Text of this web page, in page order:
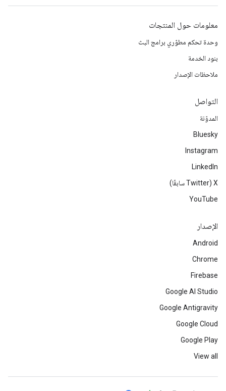
معلومات حول المنتجات
وحدة تحكم مطوّري برامج البث
بنود الخدمة
ملاحظات الإصدار
التواصل
المدوّنة
Bluesky
Instagram
LinkedIn
‫X ‏(Twitter سابقًا)
YouTube
الإصدار
Android
Chrome
Firebase
Google AI Studio
Google Antigravity
Google Cloud
Google Play
View all